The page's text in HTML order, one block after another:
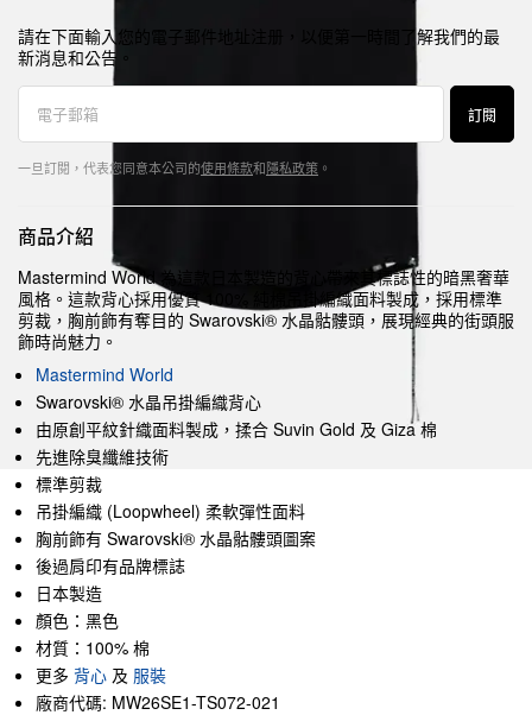
請在下面輸入您的電子郵件地址注册，以便第一時間了解我們的最
新消息和公告。
訂閱
一旦訂閱，代表您同意本公司的使用條款和隱私政策 。
商品介紹
Mastermind World 為這款日本製造的背心帶來其標誌性的暗黑奢華
風格。這款背心採用優質 100% 純棉吊掛編織面料製成，採用標準
剪裁，胸前飾有奪目的 Swarovski® 水晶骷髏頭，展現經典的街頭服
飾時尚魅力。
Mastermind World
Swarovski® 水晶吊掛編織背心
由原創平紋針織面料製成，揉合 Suvin Gold 及 Giza 棉
先進除臭纖維技術
標準剪裁
吊掛編織 (Loopwheel) 柔軟彈性面料
胸前飾有 Swarovski® 水晶骷髏頭圖案
後過肩印有品牌標誌
日本製造
顏色：黑色
材質：100% 棉
更多 背心 及 服裝
廠商代碼: MW26SE1-TS072-021